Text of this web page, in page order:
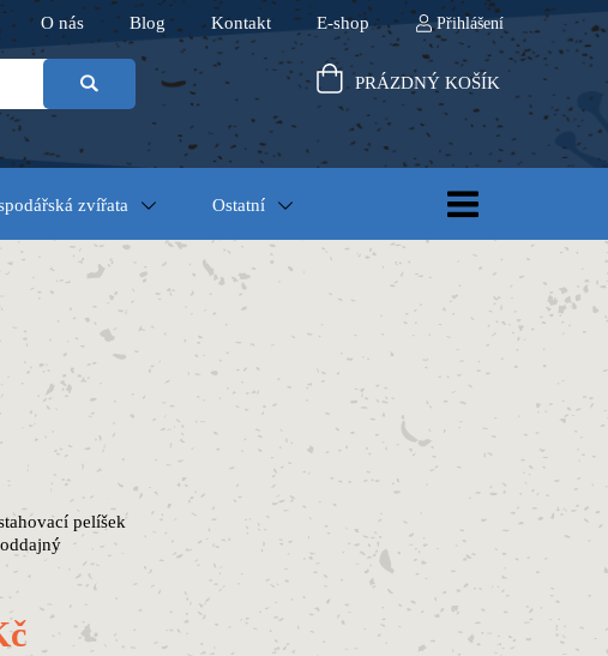
O nás Blog Kontakt E-shop Přihlášení
PRÁZDNÝ KOŠÍK
zvířata Ostatní
pelíšek